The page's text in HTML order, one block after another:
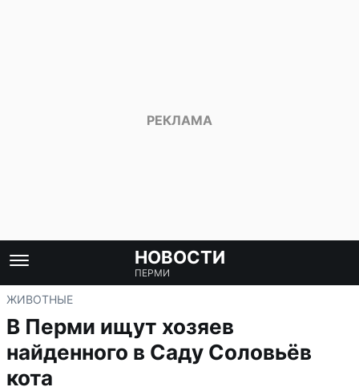
НОВОСТИ
ПЕРМИ
ЖИВОТНЫЕ
В Перми ищут хозяев
найденного в Саду Соловьёв
кота